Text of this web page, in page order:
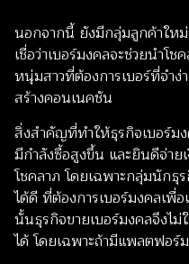
นอกจากนี้ ยังมีกลุ่มลูกค้าให
เชื่อว่าเบอร์มงคลจะช่วยนำโ
หนุ่มสาวที่ต้องการเบอร์ที่จำง่
สร้างคอนเนคชัน
สิ่งสำคัญที่ทำให้ธุรกิจเบอร์ม
มีกำลังซื้อสูงขึ้น และยินดีจ่าย
โชคลาภ โดยเฉพาะกลุ่มนัก
ได้ดี ที่ต้องการเบอร์มงคลเพื่
นั้นธุรกิจขายเบอร์มงคลจึงไม่
ได้ โดยเฉพาะถ้ามีแพลตฟอ